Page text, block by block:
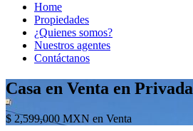
Home
Propiedades
¿Quienes somos?
Nuestros agentes
Contáctanos
Casa en Venta en Privada
$ 2,599,000 MXN en Venta